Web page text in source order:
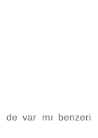
de var mı benzeri